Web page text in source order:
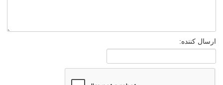
ارسال کننده: